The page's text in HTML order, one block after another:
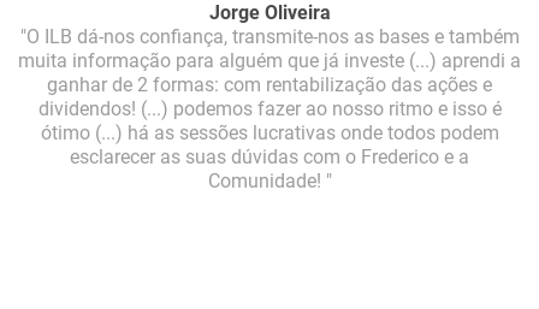
Jorge Oliveira
"O ILB dá-nos confiança, transmite-nos as bases e também
muita informação para alguém que já investe (...) aprendi a
ganhar de 2 formas: com rentabilização das ações e
dividendos! (...) podemos fazer ao nosso ritmo e isso é
ótimo (...) há as sessões lucrativas onde todos podem
esclarecer as suas dúvidas com o Frederico e a
Comunidade! "